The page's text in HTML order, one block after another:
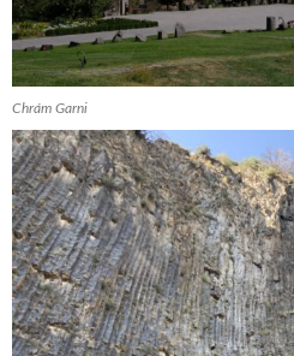
Chrám Garni